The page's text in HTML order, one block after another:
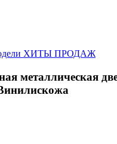
ХИТЫ ПРОДАЖ
металлическая